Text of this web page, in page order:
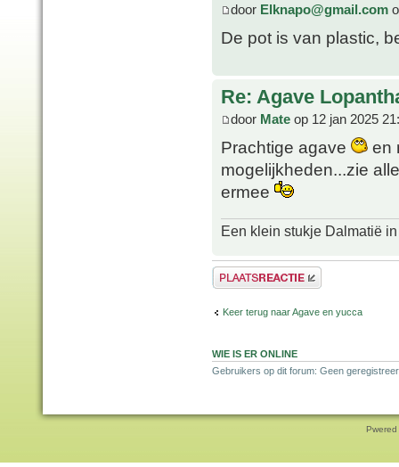
door Elknapo@gmail.com
De pot is van plastic,
Re: Agave
door Mate op 12 jan 2025
Prachtige agave
en
mogelijkheden...zie
ermee
Een klein stukje Dalmatië
Plaats een reactie
Keer terug naar Agave en yucca
WIE IS ER ONLINE
Gebruikers op dit forum: Geen